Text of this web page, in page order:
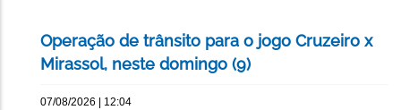
Operação de trânsito para o jogo Cruzeiro x
Mirassol, neste domingo (9)
07/08/2026 | 12:04